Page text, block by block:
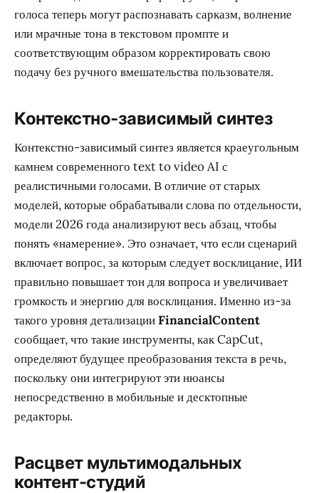
голоса теперь могут распознавать сарказм, волнение
или мрачные тона в текстовом промпте и
соответствующим образом корректировать свою
подачу без ручного вмешательства пользователя.
Контекстно-зависимый синтез
Контекстно-зависимый синтез является краеугольным
камнем современного text to video AI с
реалистичными голосами. В отличие от старых
моделей, которые обрабатывали слова по отдельности,
модели 2026 года анализируют весь абзац, чтобы
понять «намерение». Это означает, что если сценарий
включает вопрос, за которым следует восклицание, ИИ
правильно повышает тон для вопроса и увеличивает
громкость и энергию для восклицания. Именно из-за
такого уровня детализацииFinancialContent
сообщает, что такие инструменты, как CapCut,
определяют будущее преобразования текста в речь,
поскольку они интегрируют эти нюансы
непосредственно в мобильные и десктопные
редакторы.
Расцвет мультимодальных
контент-студий